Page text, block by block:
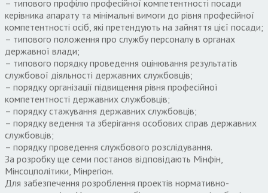
– типового профілю професійної компетентності посади
керівника апарату та мінімальні вимоги до рівня професійної
компетентності осіб, які претендують на зайняття цієї посади;
– типового положення про службу персоналу в органах
державної влади;
– типового порядку проведення оцінювання результатів
службової діяльності державних службовців;
– порядку організації підвищення рівня професійної
компетентності державних службовців;
– порядку стажування державних службовців;
– порядку ведення та зберігання особових справ державних
службовців;
– порядку проведення службового розслідування.
За розробку ще семи постанов відповідають Мінфін,
Мінсоцполітики, Мінрегіон.
Для забезпечення розроблення проектів нормативно-